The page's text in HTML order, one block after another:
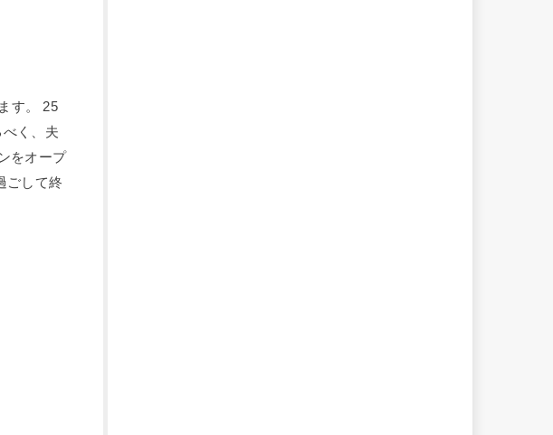
す。 25
く、夫
をオープ
ごして終